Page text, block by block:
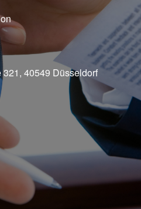
40549 Düsseldorf